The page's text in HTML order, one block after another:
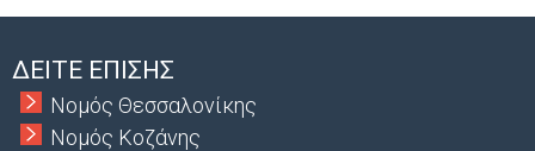
ΔΕΙΤΕ ΕΠΙΣΗΣ
Νομός Θεσσαλονίκης
Νομός Κοζάνης